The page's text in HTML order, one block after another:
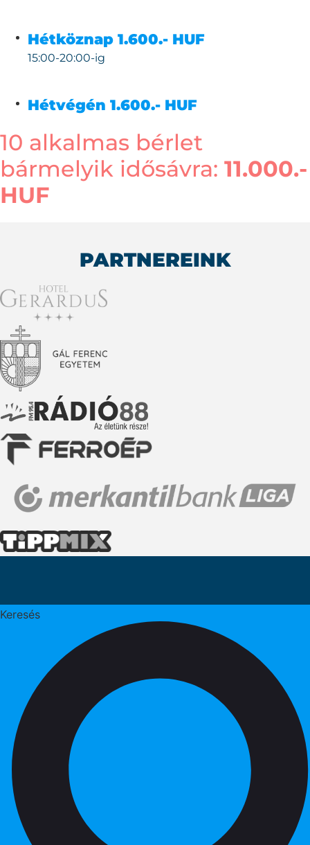
Hétköznap 1.600.- HUF
15:00-20:00-ig
Hétvégén 1.600.- HUF
10 alkalmas bérlet
bármelyik idősávra: 11.000.-
HUF
PARTNEREINK
Keresés